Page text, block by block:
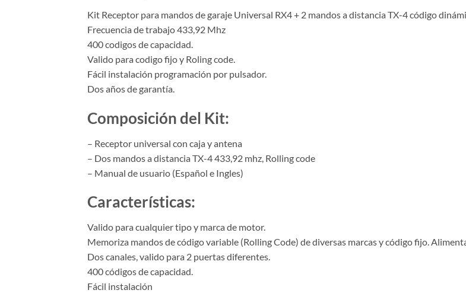
Kit Receptor para mandos de garaje Universal RX4 + 2 mandos a distancia TX-4 código
Frecuencia de trabajo 433,92 Mhz
400 codigos de capacidad.
Valido para codigo fijo y Roling code.
Fácil instalación programación por pulsador.
Dos años de garantía.
Composición del Kit:
– Receptor universal con caja y antena
– Dos mandos a distancia TX-4 433,92 mhz, Rolling code
– Manual de usuario (Español e Ingles)
Características:
Valido para cualquier tipo y marca de motor.
Memoriza mandos de código variable (Rolling Code) de diversas marcas y código fijo.
Dos canales, valido para 2 puertas diferentes.
400 códigos de capacidad.
Fácil instalación